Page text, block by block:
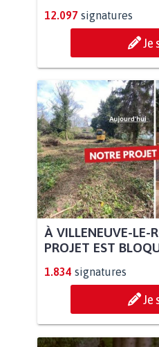
12.097 signatures
Je
À VILLENEUVE-LE-
PROJET EST
1.834 signatures
Je